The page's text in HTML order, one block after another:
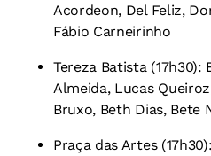
Acordeon, Del Feliz,
Fábio Carneirinho
Tereza Batista (17h30):
Almeida, Lucas
Bruxo, Beth Dias, Bete
Praça das Artes